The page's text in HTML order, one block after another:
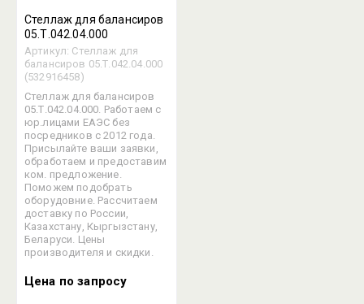
Стеллаж для балансиров
05.Т.042.04.000
Артикул: Стеллаж для
балансиров 05.Т.042.04.000
(532916458)
Стеллаж для балансиров
05.Т.042.04.000. Работаем с
юр.лицами ЕАЭС без
посредников с 2012 года.
Присылайте ваши заявки,
обработаем и предоставим
ком. предложение.
Поможем подобрать
оборудовние. Рассчитаем
доставку по России,
Казахстану, Кыргызстану,
Беларуси. Цены
производителя и скидки.
Цена по запросу